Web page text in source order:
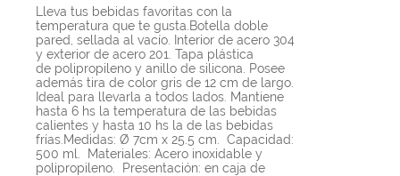
Lleva tus bebidas favoritas con la
temperatura que te gusta.Botella doble
pared, sellada al vacío. Interior de acero 304
y exterior de acero 201. Tapa plástica
de polipropileno y anillo de silicona. Posee
además tira de color gris de 12 cm de largo.
Ideal para llevarla a todos lados. Mantiene
hasta 6 hs la temperatura de las bebidas
calientes y hasta 10 hs la de las bebidas
frías.Medidas: Ø 7cm x 25.5 cm. Capacidad:
500 ml. Materiales: Acero inoxidable y
polipropileno. Presentación: en caja de